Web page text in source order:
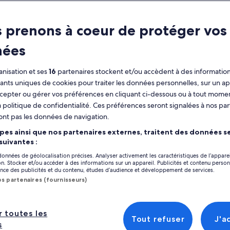
Avis
Annulation
gratuite
disponible
6 h
Coupon sur
Confirmation
Prise en charge
hôtels
l'aide de votre hôte natif, vous découvrirez
uniques de la cuisine bulgare tout en
les modes de vie traditionnels. Dans le
Afficher
Emplacement de
1000, Sofia, Sofia
Point de
prenons à coeur de protéger vos
et ses16 partenaires stockent et/ou accèdent à des
uniques de cookies pour traiter les données personnelles, sur un
ou gérer vos préférences en cliquant ci-dessous ou à tout
politique de confidentialité. Ces préférences seront signalées à nos
pas les données de navigation.
ainsi que nos partenaires externes, traitent des données
:
de géolocalisation précises. Analyser activement les caractéristiques de
Stocker et/ou accéder à des informations sur un appareil. Publicités et contenu
des publicités et du contenu, études d’audience et développement de services.
partenaires (fournisseurs)
toutes les
Tout refuser